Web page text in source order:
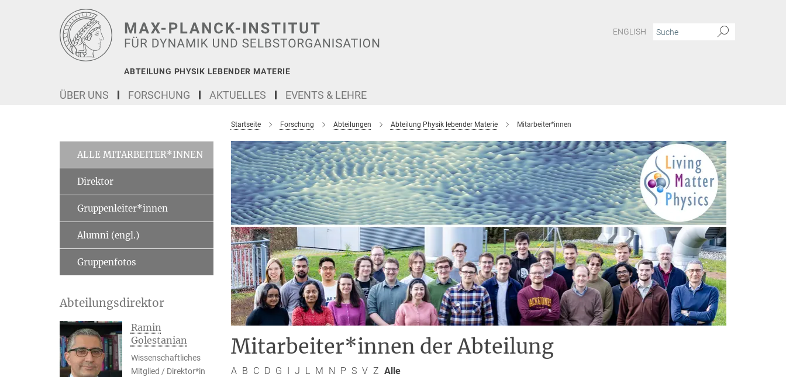
ABTEILUNG PHYSIK LEBENDER MATERIE
ENGLISH
ÜBER UNS FORSCHUNG AKTUELLES EVENTS & LEHRE
Startseite Forschung Abteilungen Abteilung Physik lebender Materie Mitarbeiter*innen
Mitarbeiter*innen der Abteilung
A B C D G I J L M N P S V Z Alle
ALLE MITARBEITER*INNEN
Direktor
Gruppenleiter*innen
Alumni (engl.)
Gruppenfotos
Abteilungsdirektor
Ramin
Golestanian
Wissenschaftliches
Mitglied / Direktor*in